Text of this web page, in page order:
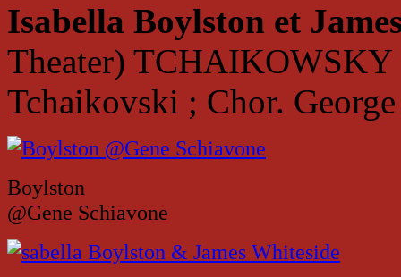
Isabella Boylston et
Theater)
Tchaikovski ; Chor.
Boylston
@Gene Schiavone